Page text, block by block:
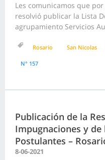
Les comunicamos que
resolvió publicar la Lista
agrupamiento Servicios
Rosario San Nicolas
N° 157
Publicación de la
Impugnaciones y
Postulantes –
8-06-2021